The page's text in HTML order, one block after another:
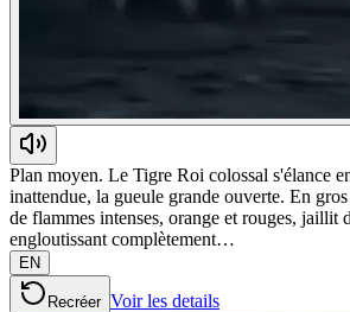
Plan moyen. Le Tigre Roi colossal s'élance
inattendue, la gueule grande ouverte. En
de flammes intenses, orange et rouges, jaillit
engloutissant complètement…
EN
Recréer Voir les details